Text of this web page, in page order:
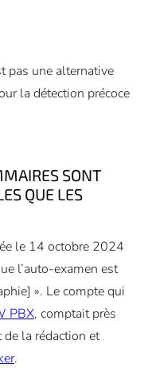
pas une alternative
la détection précoce
SONT
QUE LES
le 14 octobre 2024
l’auto-examen est
». Le compte qui
PBX, comptait près
la rédaction et
.